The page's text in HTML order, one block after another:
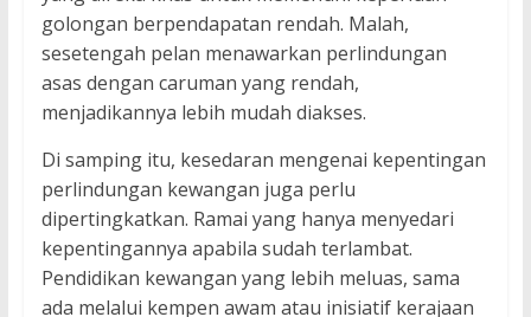
golongan berpendapatan rendah. Malah,
sesetengah pelan menawarkan perlindungan
asas dengan caruman yang rendah,
menjadikannya lebih mudah diakses.
Di samping itu, kesedaran mengenai kepentingan
perlindungan kewangan juga perlu
dipertingkatkan. Ramai yang hanya menyedari
kepentingannya apabila sudah terlambat.
Pendidikan kewangan yang lebih meluas, sama
ada melalui kempen awam atau inisiatif kerajaan